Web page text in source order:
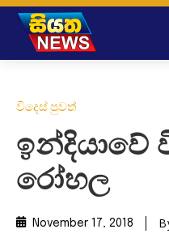
විදෙස් පුවත්
ඉන්දියාවේ
රෝහල
November 17, 2018